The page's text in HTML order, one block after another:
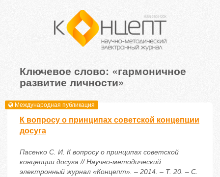
Ключевое слово: «гармоничное
развитие личности»
Международная публикация
К вопросу о принципах советской концепции
досуга
Пасенко С. И. К вопросу о принципах советской
концепции досуга // Научно-методический
электронный журнал «Концепт». – 2014. – Т. 20. – С.